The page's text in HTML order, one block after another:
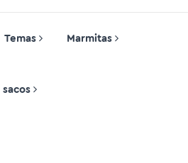
Temas Marmitas
sacos